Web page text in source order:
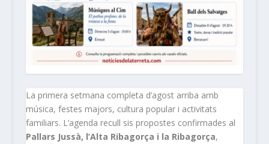
La primera setmana completa d’agost arriba amb
música, festes majors, cultura popular i activitats
familiars. L’agenda recull sis propostes confirmades al
Pallars Jussà, l’Alta Ribagorça i la Ribagorça,